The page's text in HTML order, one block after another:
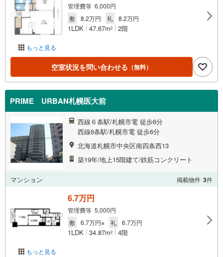
もっと見る
管理費等 6,000円
敷
8.2万円 礼 8.2万円
1LDK 47.67m2 2階
空室状況を問い合わせる （無料）
PRIME URBAN札幌医大前
西線６条駅/札幌市電 徒歩6分
西線6条駅/札幌市電 徒歩6分
北海道札幌市中央区南四条西13
築19年/地上15階建て/鉄筋コンクリート
マンション 掲載物件 3件
もっと見る
6.7万円
管理費等 5,000円
敷
6.7万円※ 礼 6.7万円
1LDK 34.87m2 4階